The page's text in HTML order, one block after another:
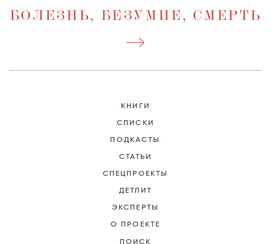
БОЛЕЗНЬ, БЕЗУМИЕ, СМЕРТЬ
КНИГИ
СПИСКИ
ПОДКАСТЫ
СТАТЬИ
СПЕЦПРОЕКТЫ
ДЕТЛИТ
ЭКСПЕРТЫ
О ПРОЕКТЕ
ПОИСК